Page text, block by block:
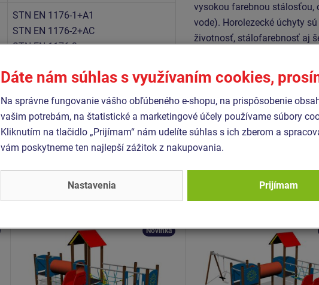
STN EN 1176-1+A1
STN EN 1176-2+AC
STN EN 1176-3
vysokou farebnou stálosťou,
vode). Horolezecké úchyty
životnosť, stálofarebnosť aj
je vyrobený z HDPE (celo
farebnou stálosťou a
je pozinkovaný alebo
Podobnýtovar
Novinka
Produkt - UNK-3006K-10
Dáte nám súhlas s využívaním cookies,
Na správne fungovanie vášho obľúbeného e-shopu, na prispôsobenie
vašim potrebám, na štatistické a marketingové účely používame súbory
Kliknutím na tlačidlo „Prijímam“ nám udelíte súhlas s ich zberom a
vám poskytneme ten najlepší zážitok z nakupovania.
Nastavenia Prijímam